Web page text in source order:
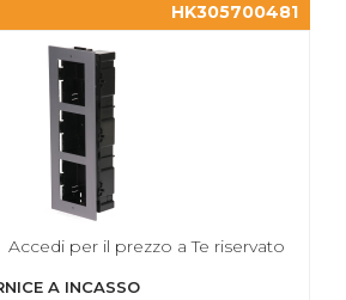
HK305700481
Accedi per il prezzo a Te riservato
A INCASSO